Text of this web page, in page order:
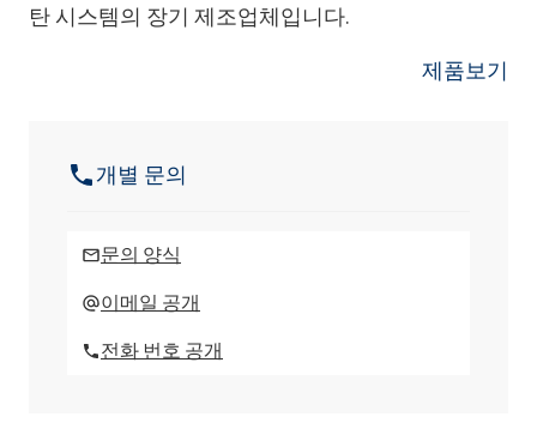
탄 시스템의 장기 제조업체입니다.
제품보기
개별 문의
문의 양식
이메일 공개
전화 번호 공개